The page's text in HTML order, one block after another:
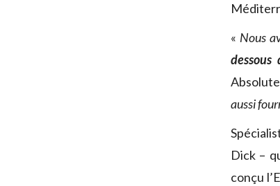
« Nous
aussi
Dick –
conçu